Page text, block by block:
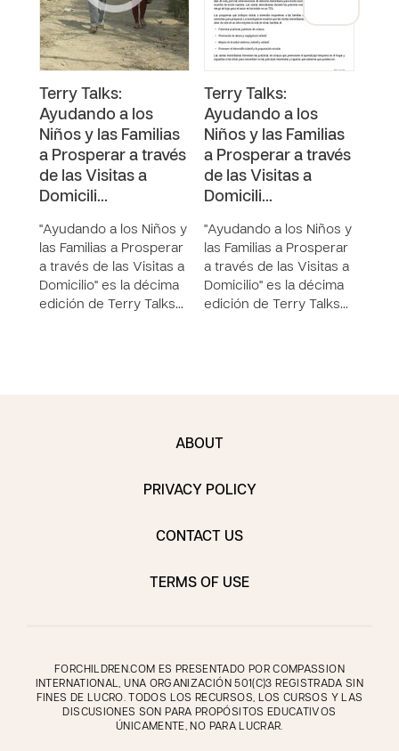
Terry Talks:
Ayudando a los
Niños y las Familias
a Prosperar a través
de las Visitas a
Domicili…
"Ayudando a los Niños y
las Familias a Prosperar
a través de las Visitas a
Domicilio" es la décima
edición de Terry Talks…
Terry Talks:
Ayudando a los
Niños y las Familias
a Prosperar a través
de las Visitas a
Domicili…
"Ayudando a los Niños y
las Familias a Prosperar
a través de las Visitas a
Domicilio" es la décima
edición de Terry Talks…
ABOUT
PRIVACY POLICY
CONTACT US
TERMS OF USE
FORCHILDREN.COM ES PRESENTADO POR COMPASSION
INTERNATIONAL, UNA ORGANIZACIÓN 501(C)3 REGISTRADA SIN
FINES DE LUCRO. TODOS LOS RECURSOS, LOS CURSOS Y LAS
DISCUSIONES SON PARA PROPÓSITOS EDUCATIVOS
ÚNICAMENTE, NO PARA LUCRAR.